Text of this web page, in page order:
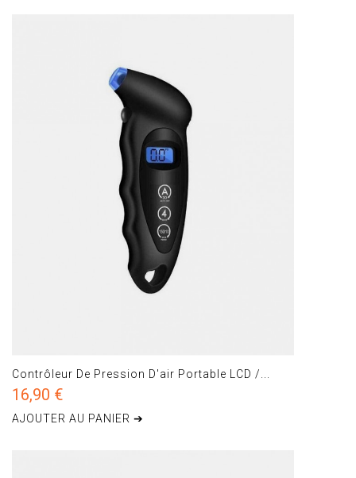
Contrôleur De Pression D'air Portable LCD /...
16,90 €
AJOUTER AU PANIER ➔